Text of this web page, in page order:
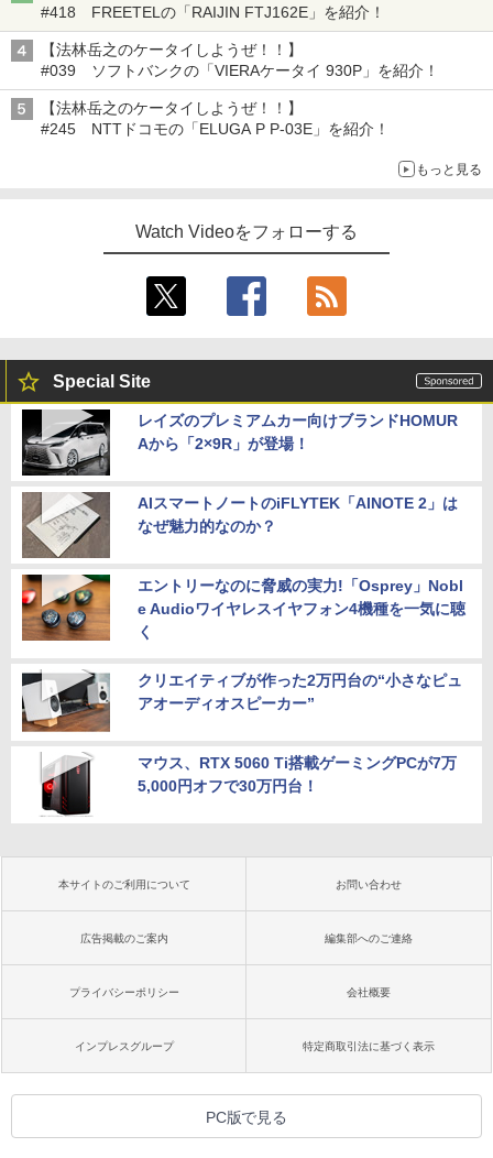
#418 FREETELの「RAIJIN FTJ162E」を紹介！
【法林岳之のケータイしようぜ！！】
#039 ソフトバンクの「VIERAケータイ 930P」を紹介！
【法林岳之のケータイしようぜ！！】
#245 NTTドコモの「ELUGA P P-03E」を紹介！
もっと見る
Watch Videoをフォローする
Special Site
レイズのプレミアムカー向けブランドHOMUR
Aから「2×9R」が登場！
AIスマートノートのiFLYTEK「AINOTE 2」は
なぜ魅力的なのか？
エントリーなのに脅威の実力!「Osprey」Nobl
e Audioワイヤレスイヤフォン4機種を一気に聴
く
クリエイティブが作った2万円台の“小さなピュ
アオーディオスピーカー”
マウス、RTX 5060 Ti搭載ゲーミングPCが7万
5,000円オフで30万円台！
本サイトのご利用について お問い合わせ
広告掲載のご案内 編集部へのご連絡
プライバシーポリシー 会社概要
インプレスグループ 特定商取引法に基づく表示
PC版で見る